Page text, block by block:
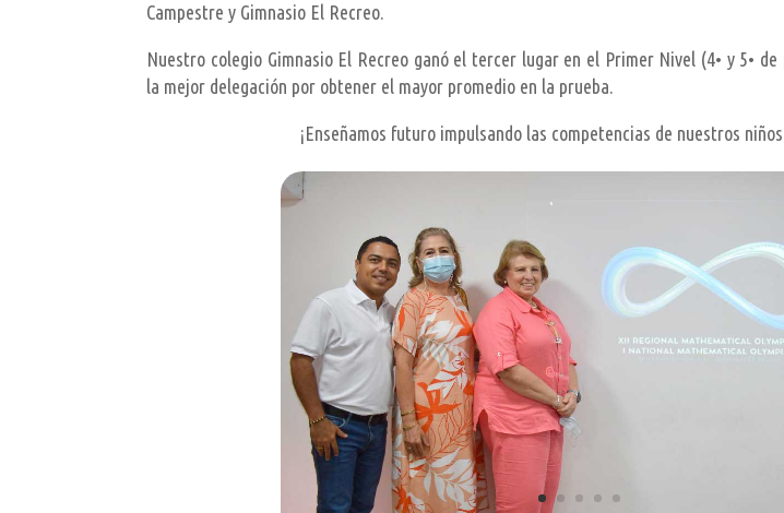
Campestre y Gimnasio El Recreo.
Nuestro colegio Gimnasio El Recreo ganó el tercer lugar en el Primer Nivel (4• y 5•
la mejor delegación por obtener el mayor promedio en la prueba.
¡Enseñamos futuro impulsando las competencias de nuestros